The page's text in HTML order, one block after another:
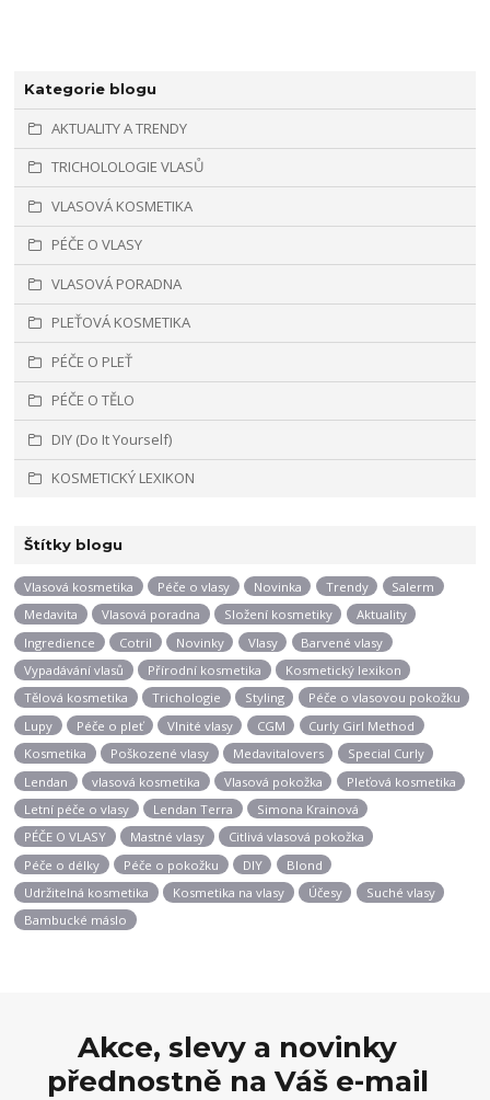
Kategorie blogu
AKTUALITY A TRENDY
TRICHOLOLOGIE VLASŮ
VLASOVÁ KOSMETIKA
PÉČE O VLASY
VLASOVÁ PORADNA
PLEŤOVÁ KOSMETIKA
PÉČE O PLEŤ
PÉČE O TĚLO
DIY (Do It Yourself)
KOSMETICKÝ LEXIKON
Štítky blogu
Vlasová kosmetika Péče o vlasy Novinka Trendy
Salerm
Medavita
Vlasová poradna Složení kosmetiky
Aktuality
Ingredience
Cotril Novinky Vlasy
Barvené vlasy
Vypadávání vlasů
Přírodní kosmetika
Kosmetický lexikon
Tělová kosmetika
Trichologie Styling
Péče o vlasovou pokožku
Lupy
Péče o pleť Vlnité vlasy CGM
Curly Girl Method
Kosmetika
Poškozené vlasy Medavitalovers
Special Curly
Lendan
vlasová kosmetika Vlasová pokožka
Pleťová kosmetika
Letní péče o vlasy
Lendan Terra
Simona Krainová
PÉČE O VLASY
Mastné vlasy
Citlivá vlasová pokožka
Péče o délky
Péče o pokožku DIY
Blond
Udržitelná kosmetika
Kosmetika na vlasy Účesy
Suché vlasy
Bambucké máslo
Akce, slevy a novinky
přednostně na Váš e-mail